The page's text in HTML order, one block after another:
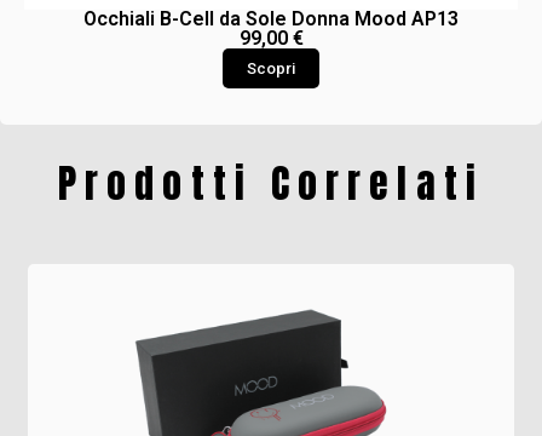
Occhiali B-Cell da Sole Donna Mood AP13
99,00 €
Scopri
Prodotti Correlati